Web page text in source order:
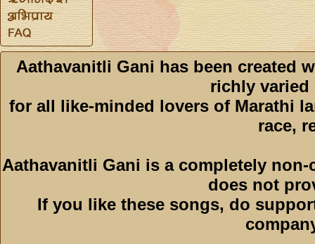
Aathavanitli Gani has been created
richly varied
for all like-minded lovers of Marathi
race,
Aathavanitli Gani is a completely
does not
If you like these songs, do